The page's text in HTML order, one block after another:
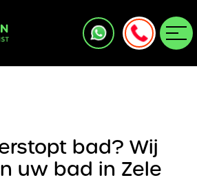
bad? Wij
uw bad in Zele